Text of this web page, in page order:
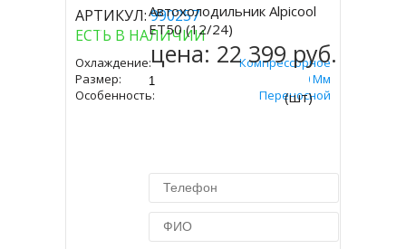
АРТИКУЛ:990257
ЕСТЬ В НАЛИЧИИ
Охлаждение:
Компрессорное
Размер:
455х723х360 Мм
Особенность:
Переносной
Купить
Автохолодильник Alpicool
ET50 (12/24)
цена: 22 399 руб.
(шт)